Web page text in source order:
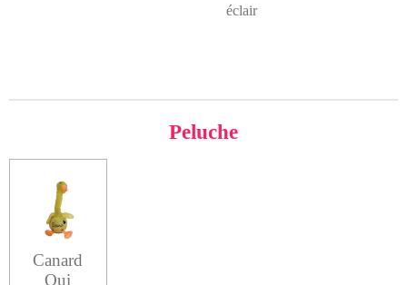
éclair
Peluche
Canard
Qui